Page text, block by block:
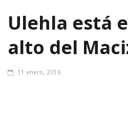
Ulehla está
alto del
11 enero, 2016